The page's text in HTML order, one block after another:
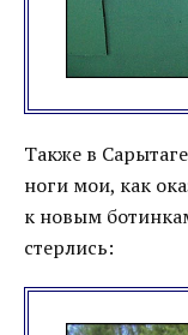
Также в
ноги мои, как
к новым
стерлись: